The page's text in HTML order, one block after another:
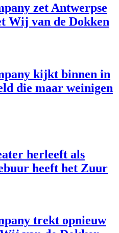
zet Antwerpse
Wij van de Dokken
kijkt binnen in
die maar weinigen
herleeft als
heeft het Zuur
trekt opnieuw